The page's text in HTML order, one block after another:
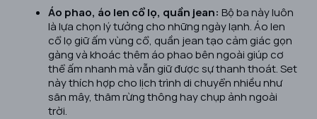
Áo phao, áo len cổ lọ, quần jean: Bộ ba này luôn
là lựa chọn lý tưởng cho những ngày lạnh. Áo len
cổ lọ giữ ấm vùng cổ, quần jean tạo cảm giác gọn
gàng và khoác thêm áo phao bên ngoài giúp cơ
thể ấm nhanh mà vẫn giữ được sự thanh thoát. Set
này thích hợp cho lịch trình di chuyển nhiều như
săn mây, thăm rừng thông hay chụp ảnh ngoài
trời.